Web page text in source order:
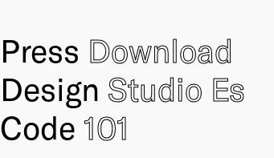
Press Download
Design Studio Es
Code 101